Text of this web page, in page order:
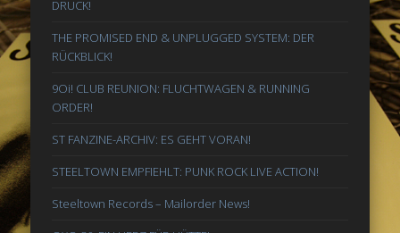
DRUCK!
THE PROMISED END & UNPLUGGED SYSTEM: DER
RÜCKBLICK!
9Oi! CLUB REUNION: FLUCHTWAGEN & RUNNING
ORDER!
ST FANZINE-ARCHIV: ES GEHT VORAN!
STEELTOWN EMPFIEHLT: PUNK ROCK LIVE ACTION!
Steeltown Records – Mailorder News!